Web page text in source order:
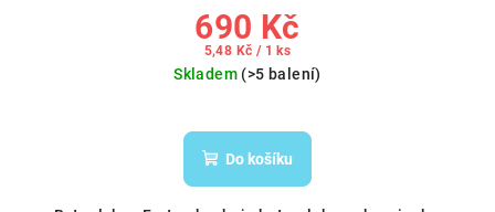
690 Kč
Měrná
5,48 Kč / 1 ks
Skladem (>5 balení)
Do košíku